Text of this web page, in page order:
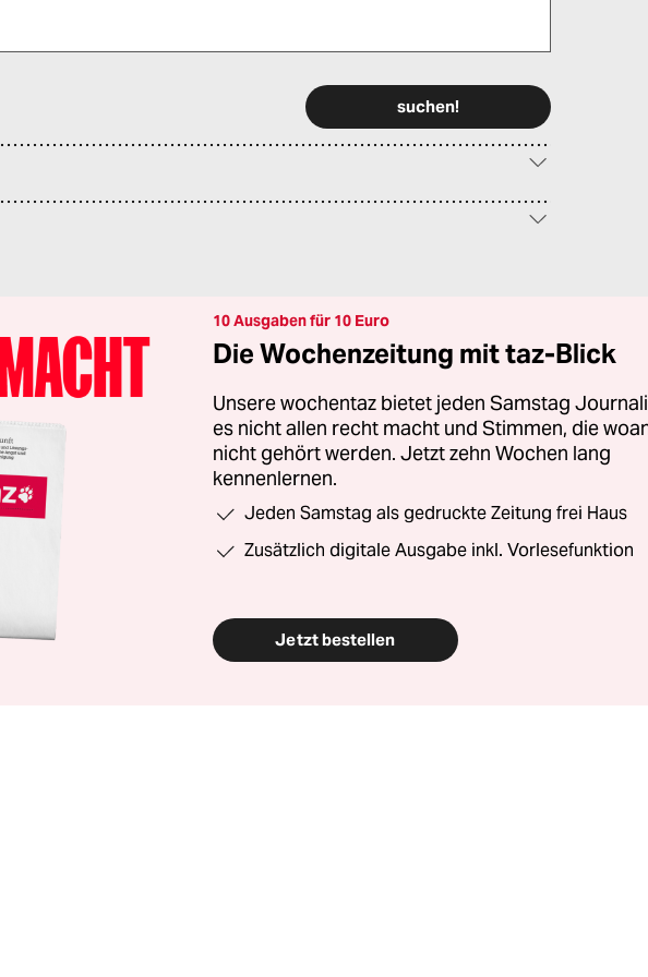
10 Ausgaben für 10 Euro
Die Wochenzeitung mit taz-Blick
Unsere wochentaz bietet jeden Samstag
es nicht allen recht macht und Stimmen, die
nicht gehört werden. Jetzt zehn Wochen lang
kennenlernen.
Jeden Samstag als gedruckte Zeitung frei Haus
Zusätzlich digitale Ausgabe inkl. Vorlesefunktion
Jetzt bestellen